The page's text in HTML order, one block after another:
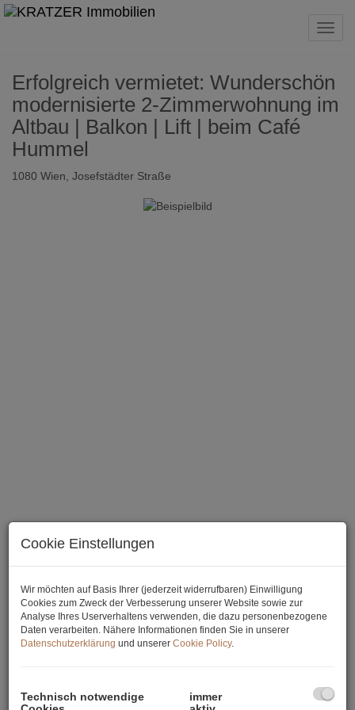
Erfolgreich vermietet: Wunderschön
modernisierte 2-Zimmerwohnung im
Altbau | Balkon | Lift | beim Café
Hummel
1080 Wien , Josefstädter Straße
Beschreibung
genaue Adresse einsehen und einen Besichtigungswunsch
Cookie Einstellungen
Wir möchten auf Basis Ihrer (jederzeit widerrufbaren) Einwilligung
Cookies zum Zweck der Verbesserung unserer Website sowie zur
Analyse Ihres Userverhaltens verwenden, die dazu personenbezogene
Daten verarbeiten. Nähere Informationen finden Sie in unserer
Datenschutzerklärung und unserer Cookie Policy.
Technisch notwendige
immer